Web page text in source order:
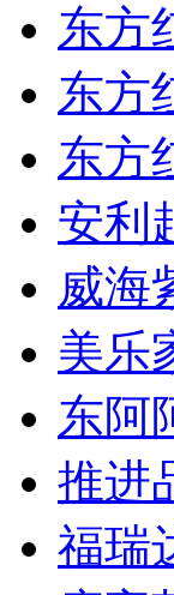
东方
东方
东方
安利
威海
美乐
东阿
推进
福瑞